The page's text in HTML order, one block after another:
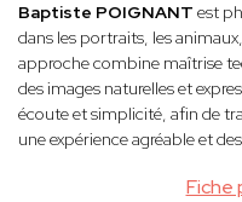
Fiche
Baptiste POIGNANT est
dans les portraits, les
approche combine maîtrise
des images naturelles et
écoute et simplicité, afin de
une expérience agréable et